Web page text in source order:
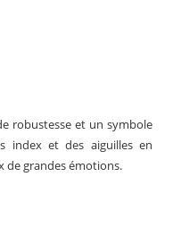
robustesse et un symbole
index et des aiguilles en
de grandes émotions.